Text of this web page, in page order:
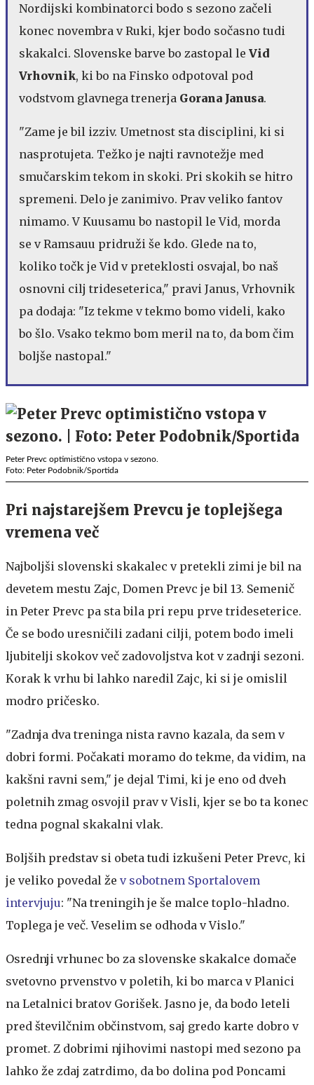
Nordijski kombinatorci bodo s sezono začeli
konec novembra v Ruki, kjer bodo sočasno tudi
skakalci. Slovenske barve bo zastopal le Vid
Vrhovnik, ki bo na Finsko odpotoval pod
vodstvom glavnega trenerja Gorana Janusa.
"Zame je bil izziv. Umetnost sta disciplini, ki si
nasprotujeta. Težko je najti ravnotežje med
smučarskim tekom in skoki. Pri skokih se hitro
spremeni. Delo je zanimivo. Prav veliko fantov
nimamo. V Kuusamu bo nastopil le Vid, morda
se v Ramsauu pridruži še kdo. Glede na to,
koliko točk je Vid v preteklosti osvajal, bo naš
osnovni cilj trideseterica," pravi Janus, Vrhovnik
pa dodaja: "Iz tekme v tekmo bomo videli, kako
bo šlo. Vsako tekmo bom meril na to, da bom čim
boljše nastopal."
Peter Prevc optimistično vstopa v sezono.
Foto: Peter Podobnik/Sportida
Pri najstarejšem Prevcu je toplejšega
vremena več
Najboljši slovenski skakalec v pretekli zimi je bil na
devetem mestu Zajc, Domen Prevc je bil 13. Semenič
in Peter Prevc pa sta bila pri repu prve trideseterice.
Če se bodo uresničili zadani cilji, potem bodo imeli
ljubitelji skokov več zadovoljstva kot v zadnji sezoni.
Korak k vrhu bi lahko naredil Zajc, ki si je omislil
modro pričesko.
"Zadnja dva treninga nista ravno kazala, da sem v
dobri formi. Počakati moramo do tekme, da vidim, na
kakšni ravni sem," je dejal Timi, ki je eno od dveh
poletnih zmag osvojil prav v Visli, kjer se bo ta konec
tedna pognal skakalni vlak.
Boljših predstav si obeta tudi izkušeni Peter Prevc, ki
je veliko povedal že v sobotnem Sportalovem
intervjuju: "Na treningih je še malce toplo-hladno.
Toplega je več. Veselim se odhoda v Vislo."
Osrednji vrhunec bo za slovenske skakalce domače
svetovno prvenstvo v poletih, ki bo marca v Planici
na Letalnici bratov Gorišek. Jasno je, da bodo leteli
pred številčnim občinstvom, saj gredo karte dobro v
promet. Z dobrimi njihovimi nastopi med sezono pa
lahko že zdaj zatrdimo, da bo dolina pod Poncami